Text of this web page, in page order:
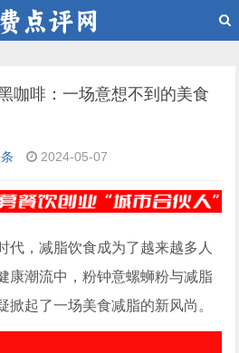
咖啡：一场意想不到的美食
2024-05-07
代，减脂饮食成为了越来越多人
康潮流中，粉钟意螺蛳粉与减脂
掀起了一场美食减脂的新风尚。